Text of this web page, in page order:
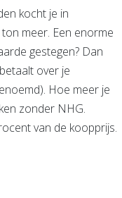
kocht je in
meer. Een enorme
gestegen? Dan
over je
Hoe meer je
zonder NHG.
van de koopprijs.